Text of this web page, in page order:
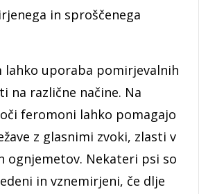
in sproščenega
lahko uporaba pomirjevalnih
na različne načine. Na
feromoni lahko pomagajo
z glasnimi zvoki, zlasti v
ognjemetov. Nekateri psi so
in vznemirjeni, če dlje